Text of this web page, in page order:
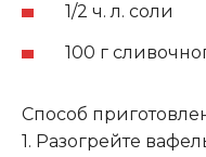
1/2 ч. л. соли
100 г
Способ
1. Разогрейте